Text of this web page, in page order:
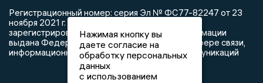
Регистрационный номер: серия Эл № ФС77-82247 от 23
ноября 2021 г. согласно выписке из реестра
зарегистрированных средств массовой информации
выдана Федеральной службой по надзору в сфере связи,
информационных технологий и массовых коммуникаций
Нажимая кнопку вы
даете согласие на
обработку персональных
данных
с использованием